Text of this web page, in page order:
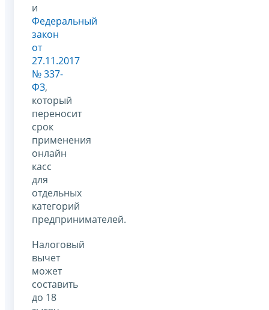
и
Федеральный
закон
от
27.11.2017
№ 337-
ФЗ,
который
переносит
срок
применения
онлайн
касс
для
отдельных
категорий
предпринимателей.
Налоговый
вычет
может
составить
до 18